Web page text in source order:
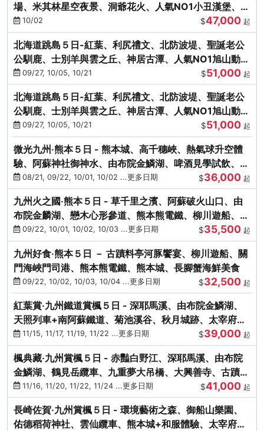
場、米其林星空夜景、洞爺花火、人氣NO1小丑漢堡、螃
蟹放題(千/函)
10/02 $47,000 起
北海道跳島５日-紅葉、利尻禮文、北防波堤、聖誕老公
公馴鹿、士別羊與雲之丘、神居古潭、人氣NO1旭山動物
園、海膽涮涮鍋
09/27, 10/05, 10/21 $51,000 起
北海道跳島５日-紅葉、利尻禮文、北防波堤、聖誕老公
公馴鹿、士別羊與雲之丘、神居古潭、人氣NO1旭山動物
園、海膽涮涮鍋
09/27, 10/05, 10/21 $51,000 起
微光九州‧熊本５日 - 熊本城、高千穗峽、熱氣球升空體
驗、阿蘇神社御神水、由布院金鱗湖、啤酒見學試飲、豪
華海鮮盛宴
08/21, 09/22, 10/01, 10/02 ...更多日期 $36,000 起
九州火之國‧熊本５日 - 草千里之濱、阿蘇破火山口、由
布院金麟湖、戀木心形參道、熊本熊電鐵、柳川遊船、地
獄蒸DIY
09/22, 10/01, 10/02, 10/03 ...更多日期 $35,500 起
九州好食‧熊本５日 － 古蹟料亭河豚饗宴、柳川遊船、關
門海峽門司港、熊本熊電鐵、熊本城、長腳蟹海鮮美食
09/22, 10/02, 10/03, 10/04 ...更多日期 $32,500 起
紅葉賞‧九州鐵道賞楓５日 - 深耶馬溪、由布院金鱗湖、
天照列車+南阿蘇鐵道、菊池溪谷、秋月城跡、太宰府天
滿宮、竈門神社
11/15, 11/17, 11/19, 11/22 ...更多日期 $39,000 起
楓典藏‧九州賞楓５日 - 赤豔白野江、深耶馬溪、由布院
金鱗湖、鶴見岳纜車、九重夢大吊橋、大興善寺、古蹟河
豚+和牛饗宴
11/16, 11/20, 11/22, 11/24 ...更多日期 $41,000 起
長崎佐賀‧九州賞楓５日 - 環境藝術之森、御船山樂園、
佑德稻荷神社、雲仙纜車、熊本城+和服體驗、太宰府天